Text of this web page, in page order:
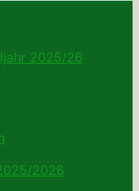
2025/26
2026